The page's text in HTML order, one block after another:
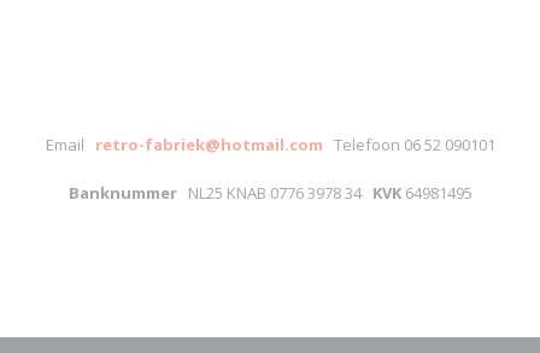
Email retro-fabriek@hotmail.com Telefoon 06 52 090101
Banknummer NL25 KNAB 0776 3978 34 KVK64981495